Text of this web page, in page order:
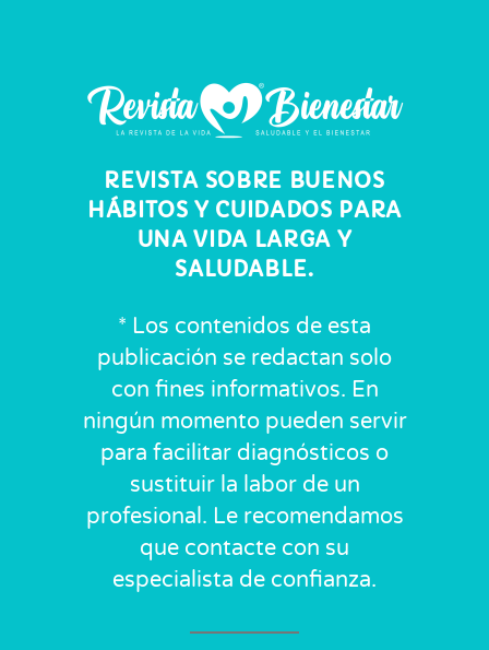
REVISTA SOBRE BUENOS
HÁBITOS Y CUIDADOS PARA
UNA VIDA LARGA Y
SALUDABLE.
* Los contenidos de esta
publicación se redactan solo
con fines informativos. En
ningún momento pueden servir
para facilitar diagnósticos o
sustituir la labor de un
profesional. Le recomendamos
que contacte con su
especialista de confianza.